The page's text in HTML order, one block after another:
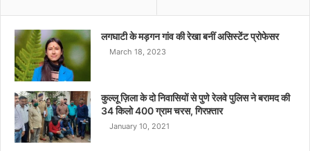
लगघाटी के मड़गन गांव की रेखा बनीं असिस्टेंट प्रोफेसर
March 18, 2023
कुल्लू ज़िला के दो निवासियों से पुणे रेलवे पुलिस ने बरामद की
34 किलो 400 ग्राम चरस, गिरफ़्तार
January 10, 2021